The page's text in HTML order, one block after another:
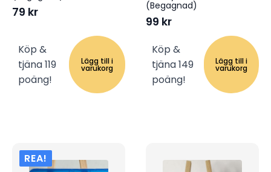
79 kr
Köp &
tjäna 119
poäng!
Lägg till i
varukorg
(Begagnad)
99 kr
Köp &
tjäna 149
poäng!
Lägg till i
varukorg
REA!